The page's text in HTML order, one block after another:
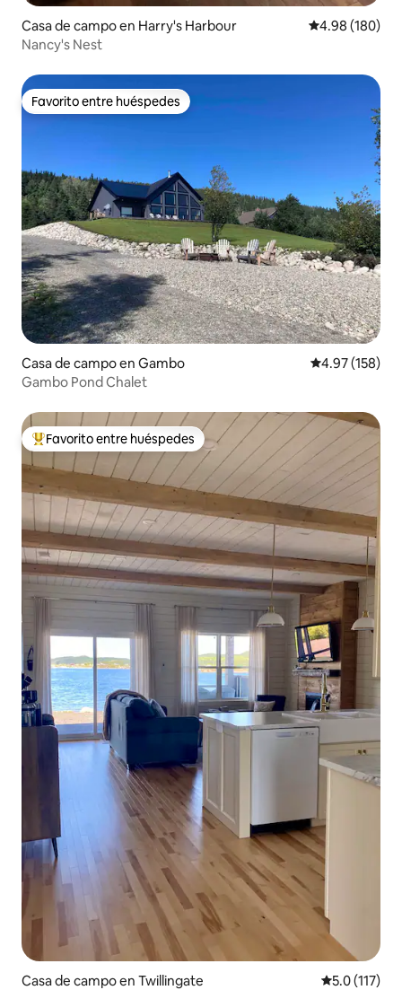
Casa de campo en Harry's Harbour Calificación
4.98 (180)
Nancy's Nest
Favorito entre huéspedes
Favorito entre huéspedes
Casa de campo en Gambo Calificación
4.97 (158)
Gambo Pond Chalet
Favorito entre huéspedes preferido
Favorito entre huéspedes
Casa de campo en Twillingate Calificación
5.0 (117)